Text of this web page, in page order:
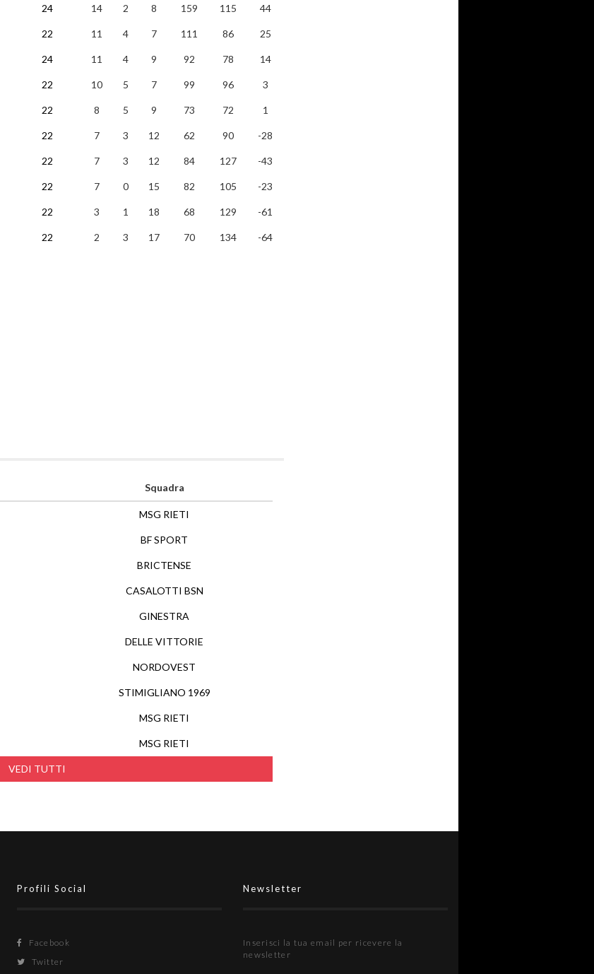
24 14 2 8 159 115 44
22 11 4 7 111 86 25
24 11 4 9 92 78 14
22 10 5 7 99 96 3
22 8 5 9 73 72 1
22 7 3 12 62 90 -28
22 7 3 12 84 127 -43
22 7 0 15 82 105 -23
22 3 1 18 68 129 -61
22 2 3 17 70 134 -64
Squadra
VEDI TUTTI
MSG RIETI
BF SPORT
BRICTENSE
CASALOTTI BSN
GINESTRA
DELLE VITTORIE
NORDOVEST
STIMIGLIANO 1969
MSG RIETI
MSG RIETI
Profili Social
Facebook
Twitter
Newsletter
Inserisci la tua email per ricevere la
newsletter